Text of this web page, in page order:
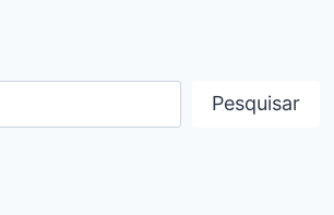
Pesquisar